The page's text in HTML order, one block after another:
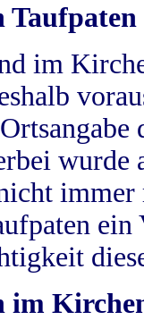
Taufpaten
im
wurde
im